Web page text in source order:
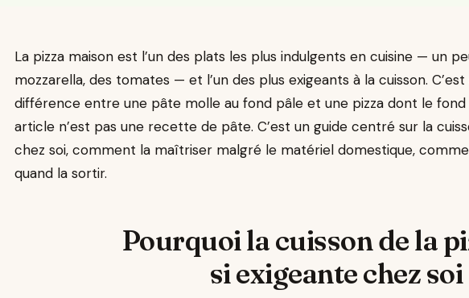
La pizza maison est l’un des plats les plus indulgents en cuisine — un
mozzarella, des tomates — et l’un des plus exigeants à la cuisson.
différence entre une pâte molle au fond pâle et une pizza dont le fond
article n’est pas une recette de pâte. C’est un guide centré sur la
chez soi, comment la maîtriser malgré le matériel domestique,
quand la sortir.
Pourquoi la cuisson de la
si exigeante chez soi